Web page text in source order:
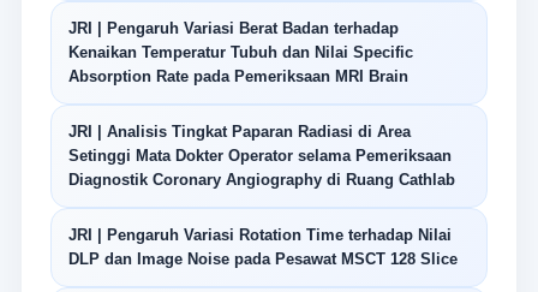
JRI | Pengaruh Variasi Berat Badan terhadap
Kenaikan Temperatur Tubuh dan Nilai Specific
Absorption Rate pada Pemeriksaan MRI Brain
JRI | Analisis Tingkat Paparan Radiasi di Area
Setinggi Mata Dokter Operator selama Pemeriksaan
Diagnostik Coronary Angiography di Ruang Cathlab
JRI | Pengaruh Variasi Rotation Time terhadap Nilai
DLP dan Image Noise pada Pesawat MSCT 128 Slice